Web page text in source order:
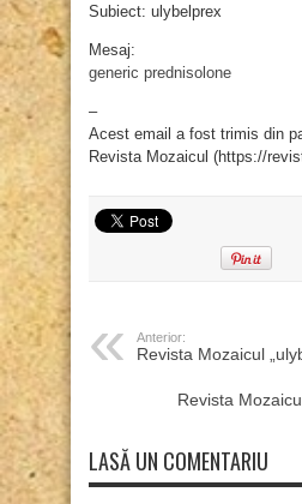
Subiect: ulybelprex
Mesaj:
generic prednisolone
–
Acest email a fost trimis din
Revista Mozaicul (https://
Anterior:
Revista Mozaicul
Revista
LASĂ UN COMENTARIU